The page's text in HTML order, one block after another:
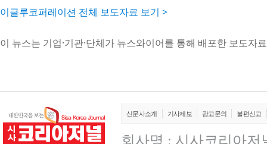
이글루코퍼레이션 전체 보도자료 보기 >
이 뉴스는 기업·기관·단체가 뉴스와이어를 통해 배포한 보도자